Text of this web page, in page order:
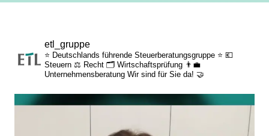
betriebliche Altersvorsorge
Zusatzleistungen/Mitarbeiterrabatte
etl_gruppe
⭐ Deutschlands führende Steuerberatungsgruppe ⭐ 💶
Steuern ⚖️ Recht 🗂️ Wirtschaftsprüfung 👨‍💼
Unternehmensberatung Wir sind für Sie da! 🤝